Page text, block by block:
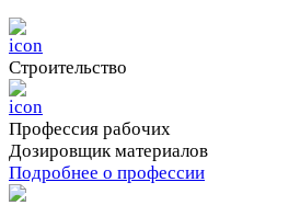
Cтроительство
Профессия рабочих
Дозировщик материалов
Подробнее о профессии